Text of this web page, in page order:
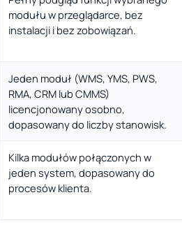
modułu w przeglądarce, bez
instalacji i bez zobowiązań.
Jeden moduł (WMS, YMS, PWS,
RMA, CRM lub CMMS)
licencjonowany osobno,
dopasowany do liczby stanowisk.
Kilka modułów połączonych w
jeden system, dopasowany do
procesów klienta.